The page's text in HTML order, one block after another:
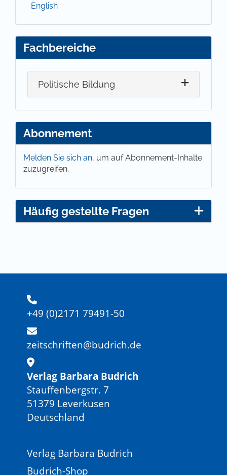
English
Fachbereiche
Politische Bildung
Abonnement
Melden Sie sich an, um auf Abonnement-Inhalte
zuzugreifen.
Häufig gestellte Fragen
+49 (0)2171 79491-50
zeitschriften@budrich.de
Verlag Barbara Budrich
Stauffenbergstr. 7
51379 Leverkusen
Deutschland
Verlag Barbara Budrich
Budrich-Shop